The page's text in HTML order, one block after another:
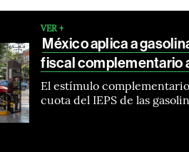
VER +
México aplica a
fiscal complementario
El estímulo
cuota del IEPS de las